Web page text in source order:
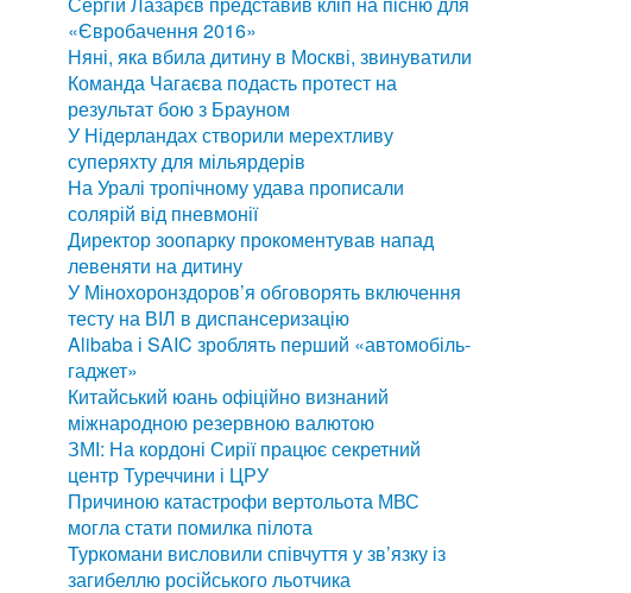
«Євробачення 2016»
Няні, яка вбила дитину в Москві, звинуватили
Команда Чагаєва подасть протест на
результат бою з Брауном
У Нідерландах створили мерехтливу
суперяхту для мільярдерів
На Уралі тропічному удава прописали
солярій від пневмонії
Директор зоопарку прокоментував напад
левеняти на дитину
У Мінохоронздоров’я обговорять включення
тесту на ВІЛ в диспансеризацію
Alibaba і SAIC зроблять перший «автомобіль-
гаджет»
Китайський юань офіційно визнаний
міжнародною резервною валютою
ЗМІ: На кордоні Сирії працює секретний
центр Туреччини і ЦРУ
Причиною катастрофи вертольота МВС
могла стати помилка пілота
Туркомани висловили співчуття у зв’язку із
загибеллю російського льотчика